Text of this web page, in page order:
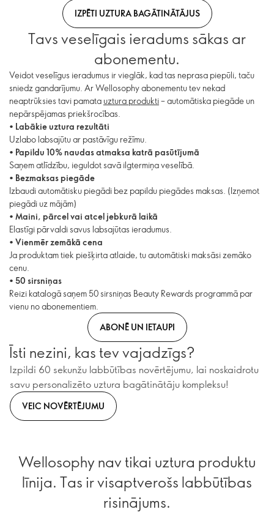
IZPĒTI UZTURA BAGĀTINĀTĀJUS
Tavs veselīgais ieradums sākas ar
abonementu.
Veidot veselīgus ieradumus ir vieglāk, kad tas neprasa piepūli, taču
sniedz gandarījumu. Ar Wellosophy abonementu tev nekad
neaptrūksies tavi pamata uztura produkti– automātiska piegāde un
nepārspējamas priekšrocības.
• Labākie uztura rezultāti
Uzlabo labsajūtu ar pastāvīgu režīmu.
• Papildu 10% naudas atmaksa katrā pasūtījumā
Saņem atlīdzību, ieguldot savā ilgtermiņa veselībā.
• Bezmaksas piegāde
Izbaudi automātisku piegādi bez papildu piegādes maksas. (Izņemot
piegādi uz mājām)
• Maini, pārcel vai atcel jebkurā laikā
Elastīgi pārvaldi savus labsajūtas ieradumus.
• Vienmēr zemākā cena
Ja produktam tiek piešķirta atlaide, tu automātiski maksāsi zemāko
cenu.
• 50 sirsniņas
Reizi katalogā saņem 50 sirsniņas Beauty Rewards programmā par
vienu no abonementiem.
ABONĒ UN IETAUPI
Īsti nezini, kas tev vajadzīgs?
Izpildi 60 sekunžu labbūtības novērtējumu, lai noskaidrotu
savu personalizēto uztura bagātinātāju kompleksu!
VEIC NOVĒRTĒJUMU
Wellosophy nav tikai uztura produktu
līnija. Tas ir visaptverošs labbūtības
risinājums.